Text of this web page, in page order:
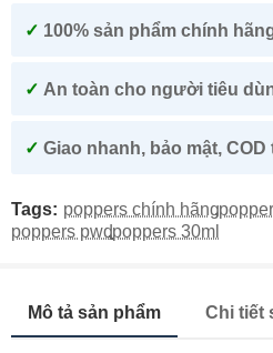
✓ 100% sản phẩm chính
✓ An toàn cho người tiêu
✓ Giao nhanh, bảo mật,
Tags: poppers chính hãng,
poppers pwd,poppers 30ml
Mô tả sản phẩm Chi tiết